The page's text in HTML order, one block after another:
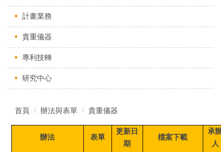
計畫業務
貴重儀器
專利技轉
研究中心
首頁 辦法與表單 貴重儀器
辦法 表單
更新日
期
檔案下載
承
人